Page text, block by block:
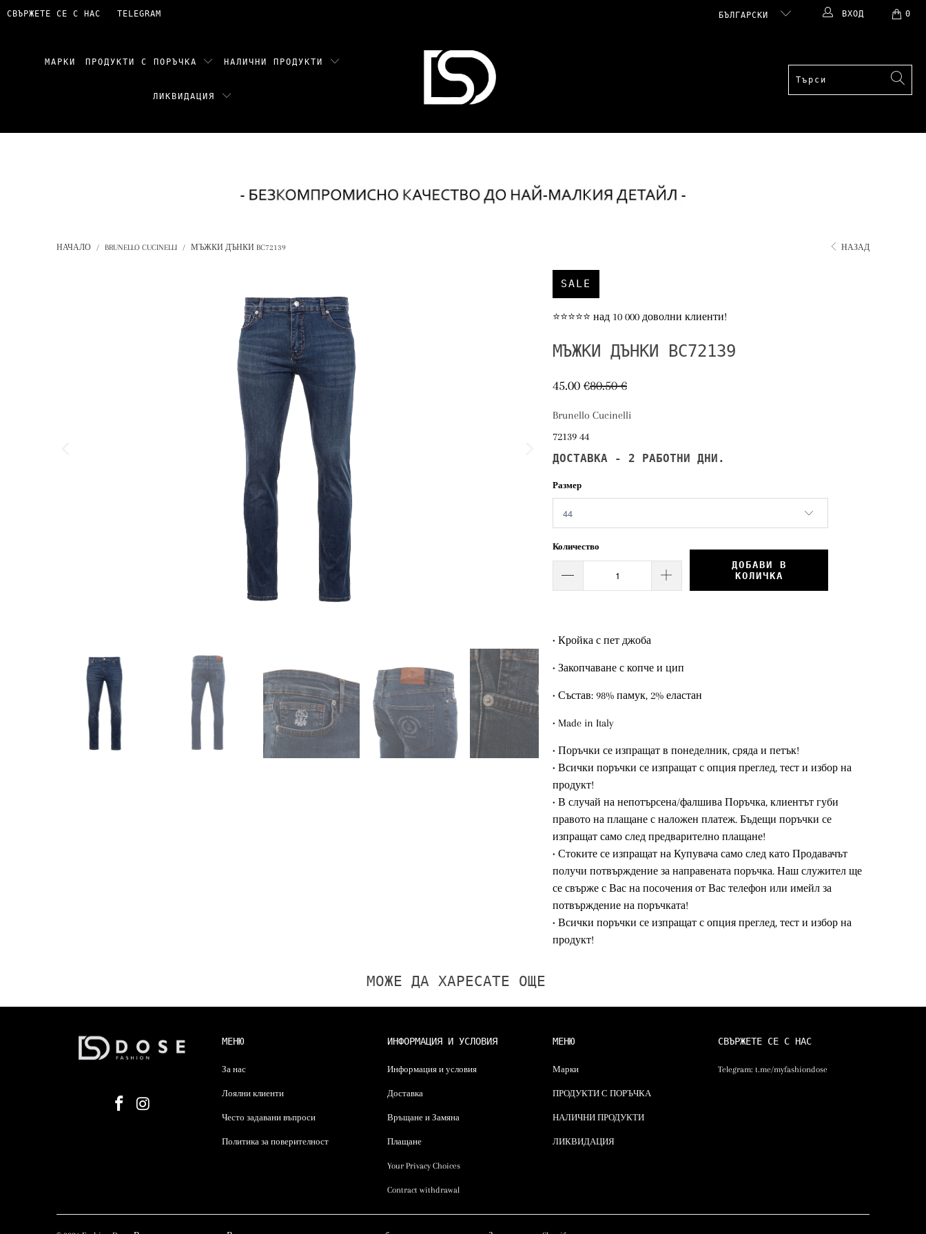
СВЪРЖЕТЕ СЕ С НАС TELEGRAM БЪЛГАРСКИ ВХОД 0
МАРКИ ПРОДУКТИ С ПОРЪЧКА НАЛИЧНИ ПРОДУКТИ
ЛИКВИДАЦИЯ
НАЗАД
НАЧАЛО / BRUNELLO CUCINELLI / МЪЖКИ ДЪНКИ BC72139
SALE
⭐⭐⭐⭐⭐ над 10 000 доволни клиенти!
МЪЖКИ ДЪНКИ BC72139
45.00 €80.50 €
Brunello Cucinelli
72139 44
ДОСТАВКА - 2 РАБОТНИ ДНИ.
Размер
Количество
ДОБАВИ В
КОЛИЧКА
• Кройка с пет джоба
• Закопчаване с копче и цип
• Състав: 98% памук, 2% еластан
• Made in Italy
• Поръчки се изпращат в понеделник, сряда и петък!
• Всички поръчки се изпращат с опция преглед, тест и избор на
продукт!
• В случай на непотърсена/фалшива Поръчка, клиентът губи
правото на плащане с наложен платеж. Бъдещи поръчки се
изпращат само след предварително плащане!
• Стоките се изпращат на Купувача само след като Продавачът
получи потвърждение за направената поръчка. Наш служител ще
се свърже с Вас на посочения от Вас телефон или имейл за
потвърждение на поръчката!
• Всички поръчки се изпращат с опция преглед, тест и избор на
продукт!
МОЖЕ ДА ХАРЕСАТЕ ОЩЕ
МЕНЮ
За нас
Лоялни клиенти
Често задавани въпроси
Политика за поверителност
ИНФОРМАЦИЯ И УСЛОВИЯ
Информация и условия
Доставка
Връщане и Замяна
Плащане
Your Privacy Choices
Contract withdrawal
МЕНЮ
Марки
ПРОДУКТИ С ПОРЪЧКА
НАЛИЧНИ ПРОДУКТИ
ЛИКВИДАЦИЯ
СВЪРЖЕТЕ СЕ С НАС
Telegram: t.me/myfashiondose